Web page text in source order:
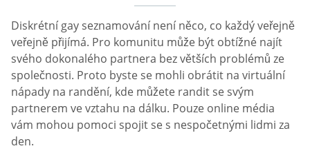
Diskrétní gay seznamování není něco, co každý veřejně
veřejně přijímá. Pro komunitu může být obtížné najít
svého dokonalého partnera bez větších problémů ze
společnosti. Proto byste se mohli obrátit na virtuální
nápady na randění, kde můžete randit se svým
partnerem ve vztahu na dálku. Pouze online média
vám mohou pomoci spojit se s nespočetnými lidmi za
den.